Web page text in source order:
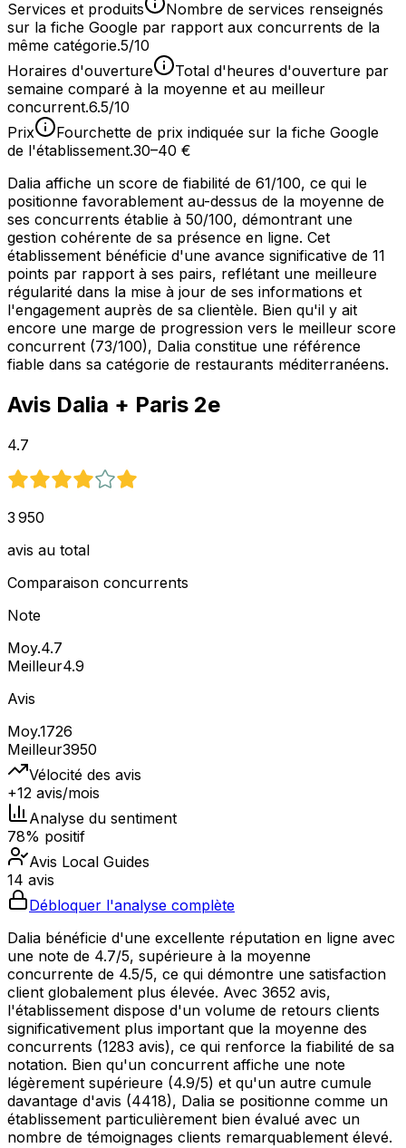
Services et produits
Nombre de services renseignés
sur la fiche Google par rapport aux concurrents de la
même catégorie.5/10
Horaires d'ouverture
Total d'heures d'ouverture par
semaine comparé à la moyenne et au meilleur
concurrent.6.5/10
Prix
Fourchette de prix indiquée sur la fiche Google
de l'établissement.30–40 €
Dalia affiche un score de fiabilité de 61/100, ce qui le
positionne favorablement au-dessus de la moyenne de
ses concurrents établie à 50/100, démontrant une
gestion cohérente de sa présence en ligne. Cet
établissement bénéficie d'une avance significative de 11
points par rapport à ses pairs, reflétant une meilleure
régularité dans la mise à jour de ses informations et
l'engagement auprès de sa clientèle. Bien qu'il y ait
encore une marge de progression vers le meilleur score
concurrent (73/100), Dalia constitue une référence
fiable dans sa catégorie de restaurants méditerranéens.
Avis Dalia + Paris 2e
4.7
3 950
avis au total
Comparaison concurrents
Note
Moy.4.7
Meilleur4.9
Avis
Moy.1726
Meilleur3950
Vélocité des avis
+12 avis/mois
Analyse du sentiment
78% positif
Avis Local Guides
14 avis
Débloquer l'analyse complète
Dalia bénéficie d'une excellente réputation en ligne avec
une note de 4.7/5, supérieure à la moyenne
concurrente de 4.5/5, ce qui démontre une satisfaction
client globalement plus élevée. Avec 3652 avis,
l'établissement dispose d'un volume de retours clients
significativement plus important que la moyenne des
concurrents (1283 avis), ce qui renforce la fiabilité de sa
notation. Bien qu'un concurrent affiche une note
légèrement supérieure (4.9/5) et qu'un autre cumule
davantage d'avis (4418), Dalia se positionne comme un
établissement particulièrement bien évalué avec un
nombre de témoignages clients remarquablement élevé.